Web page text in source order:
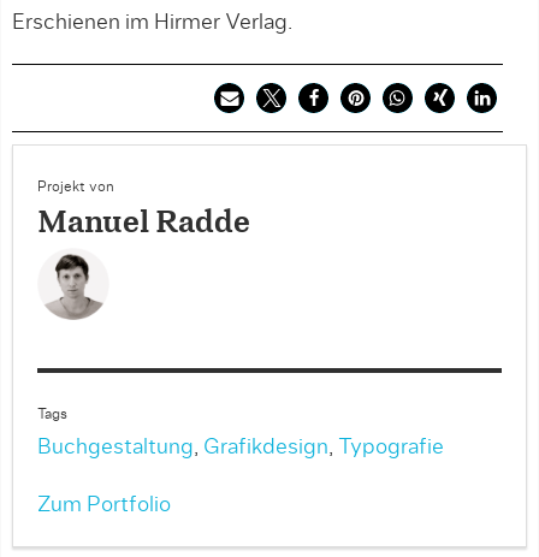
Erschienen im Hirmer Verlag.
Projekt von
Manuel Radde
Tags
Buchgestaltung, Grafikdesign, Typografie
Zum Portfolio